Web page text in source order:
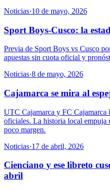
Noticias·10 de mayo, 2026
Sport Boys-Cusco: la
Previa de Sport Boys vs Cusco
apuestas sin cuota oficial y
Noticias·8 de mayo, 2026
Cajamarca se mira al
UTC Cajamarca y FC Cajamarca
oficiales. La historia local empuja
poco margen.
Noticias·17 de abril, 2026
Cienciano y ese libreto
abril